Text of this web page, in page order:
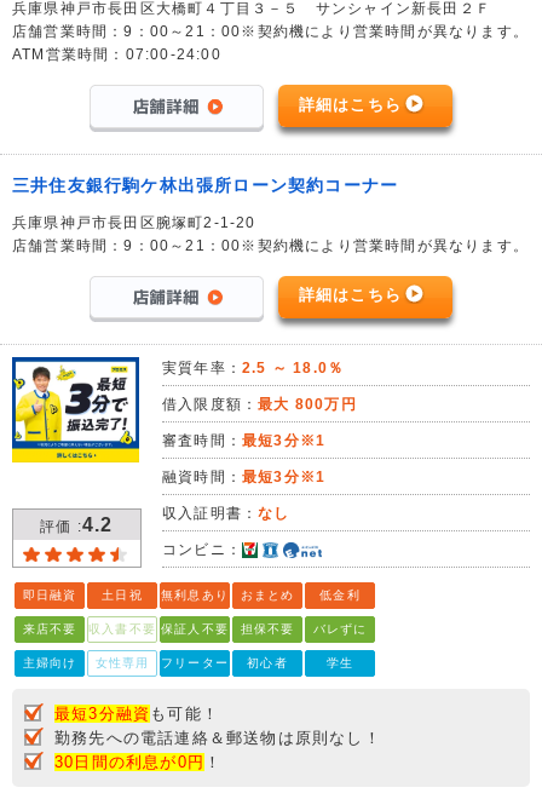
兵庫県神戸市長田区大橋町４丁目３－５ サンシャイン新長田２Ｆ
店舗営業時間：9：00～21：00※契約機により営業時間が異なります。
ATM営業時間：07:00-24:00
詳細はこちら
三井住友銀行駒ケ林出張所ローン契約コーナー
兵庫県神戸市長田区腕塚町2-1-20
店舗営業時間：9：00～21：00※契約機により営業時間が異なります。
詳細はこちら
評価 :4.2
実質年率： 2.5 ～ 18.0％
借入限度額：最大 800万円
審査時間： 最短3分※1
融資時間： 最短3分※1
収入証明書：なし
コンビニ：
即日融資 土日祝 無利息あり おまとめ 低金利
来店不要 収入書不要 保証人不要 担保不要 バレずに
主婦向け 女性専用 フリーター 初心者 学生
最短3分融資 も可能！
勤務先への電話連絡＆郵送物は原則なし！
30日間の利息が0円 ！